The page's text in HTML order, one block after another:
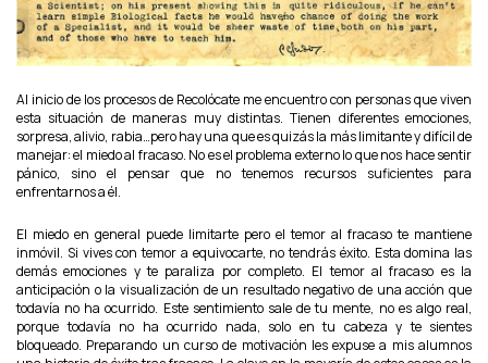
Al inicio de los procesos de Recolócate me encuentro con personas que viven
esta situación de maneras muy distintas. Tienen diferentes emociones,
sorpresa, alivio, rabia…pero hay una que es quizás la más limitante y difícil de
manejar: el miedo al fracaso. No es el problema externo lo que nos hace sentir
pánico, sino el pensar que no tenemos recursos suficientes para
enfrentarnos a él.
El miedo en general puede limitarte pero el temor al fracaso te mantiene
inmóvil. Si vives con temor a equivocarte, no tendrás éxito. Esta domina las
demás emociones y te paraliza por completo. El temor al fracaso es la
anticipación o la visualización de un resultado negativo de una acción que
todavía no ha ocurrido. Este sentimiento sale de tu mente, no es algo real,
porque todavía no ha ocurrido nada, solo en tu cabeza y te sientes
bloqueado. Preparando un curso de motivación les expuse a mis alumnos